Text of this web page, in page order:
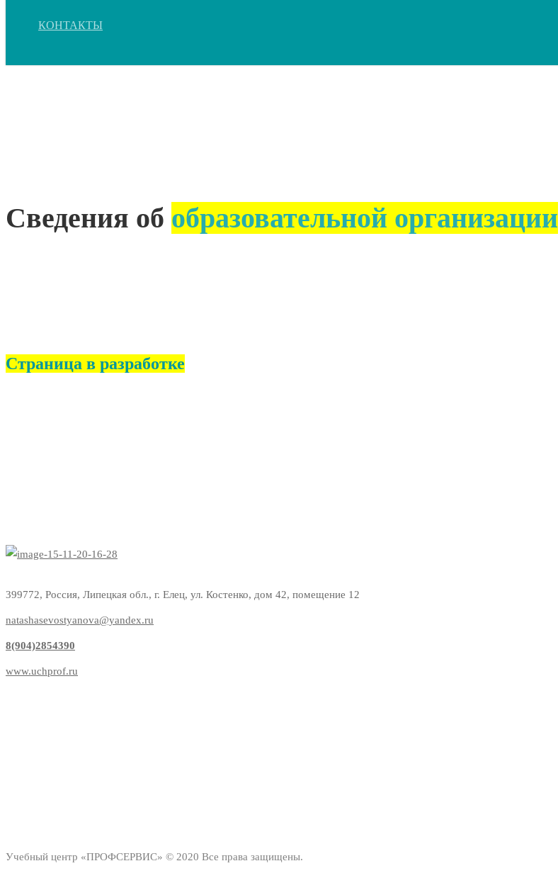
КОНТАКТЫ
образовательной
организации
Сведения об образовательной организации
Страница в разработке
399772, Россия, Липецкая обл., г. Елец, ул. Костенко, дом 42, помещение 12
natashasevostyanova@yandex.ru
8(904)2854390
www.uchprof.ru
Учебный центр «ПРОФСЕРВИС» © 2020 Все права защищены.